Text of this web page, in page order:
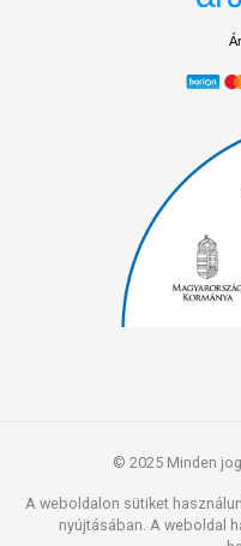
© 2025 Minden
A weboldalon sütiket
nyújtásában. A weboldal